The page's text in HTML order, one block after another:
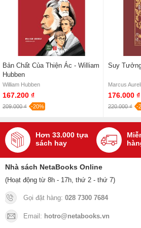
Bản Chất Của Thiện Ác - William
Hubben
William Hubben
167.200 ₫
209.000 ₫ -20%
Suy
Marcus
176.000 ₫
220.000 ₫ -
Hơn 33.000 tựa
sách hay
Nhà sách NetaBooks Online
(Hoạt động từ 8h - 17h, thứ 2 - thứ 7)
Gọi đặt hàng: 028 7300 7684
Email: hotro@netabooks.vn